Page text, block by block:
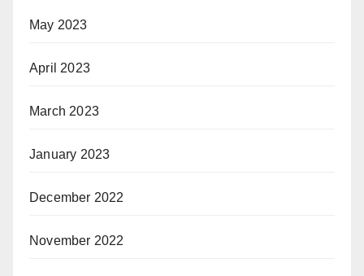
May 2023
April 2023
March 2023
January 2023
December 2022
November 2022